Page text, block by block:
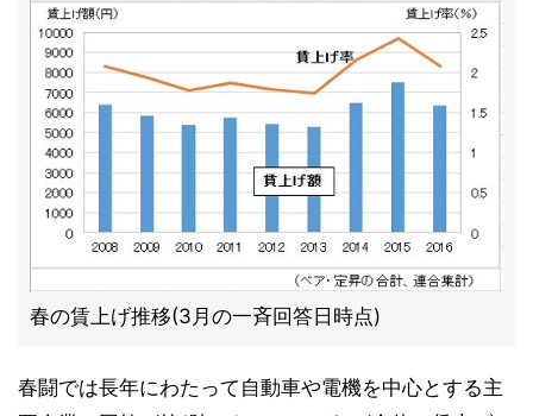
春の賃上げ推移(3月の一斉回答日時点)
春闘では長年にわたって自動車や電機を中心とする主